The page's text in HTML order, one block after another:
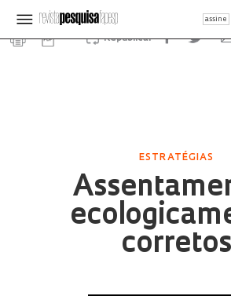
assine
Republicar
ESTRATÉGIAS
corretos